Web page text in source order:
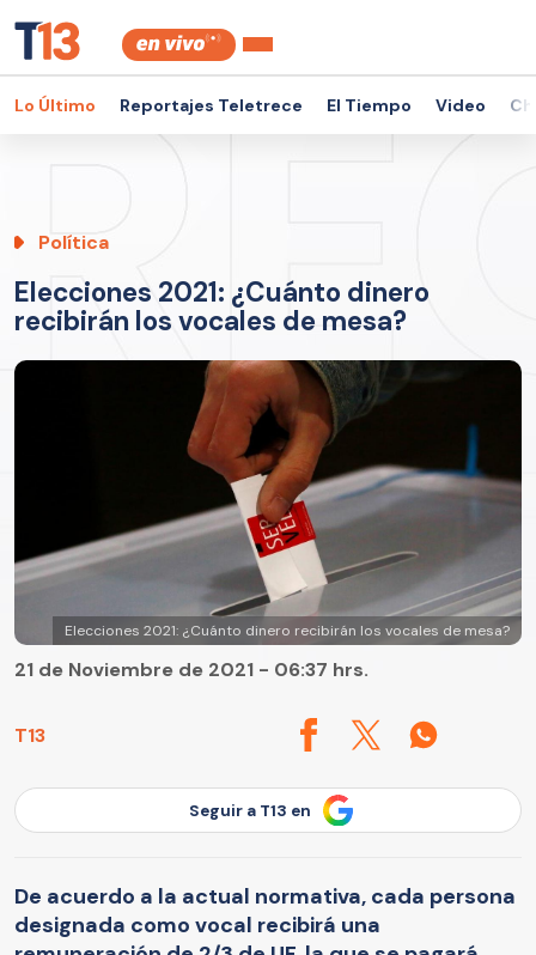
Lo Último Reportajes Teletrece El Tiempo Video
Política
Elecciones 2021: ¿Cuánto dinero
recibirán los vocales de mesa?
Elecciones 2021: ¿Cuánto dinero recibirán los vocales de mesa?
T13
21 de Noviembre de 2021 - 06:37 hrs.
Seguir a T13 en
De acuerdo a la actual normativa, cada persona
designada como vocal recibirá una